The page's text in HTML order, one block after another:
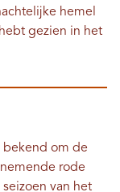
hemel
gezien in het
bekend om de
rode
van het